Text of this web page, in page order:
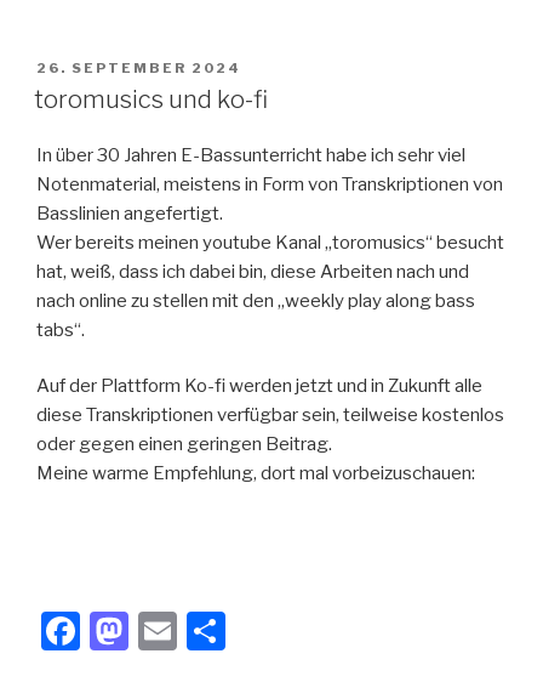
c
e
o
o
k
st
o
o
n
ail e
n
VERÖFFENTLICHT
AM
26. SEPTEMBER 2024
toromusics und ko-fi
In über 30 Jahren E-Bassunterricht habe ich sehr viel
Notenmaterial, meistens in Form von Transkriptionen von
Basslinien angefertigt.
Wer bereits meinen youtube Kanal „toromusics“ besucht
hat, weiß, dass ich dabei bin, diese Arbeiten nach und
nach online zu stellen mit den „weekly play along bass
tabs“.
Auf der Plattform Ko-fi werden jetzt und in Zukunft alle
diese Transkriptionen verfügbar sein, teilweise kostenlos
oder gegen einen geringen Beitrag.
Meine warme Empfehlung, dort mal vorbeizuschauen:
F
M E